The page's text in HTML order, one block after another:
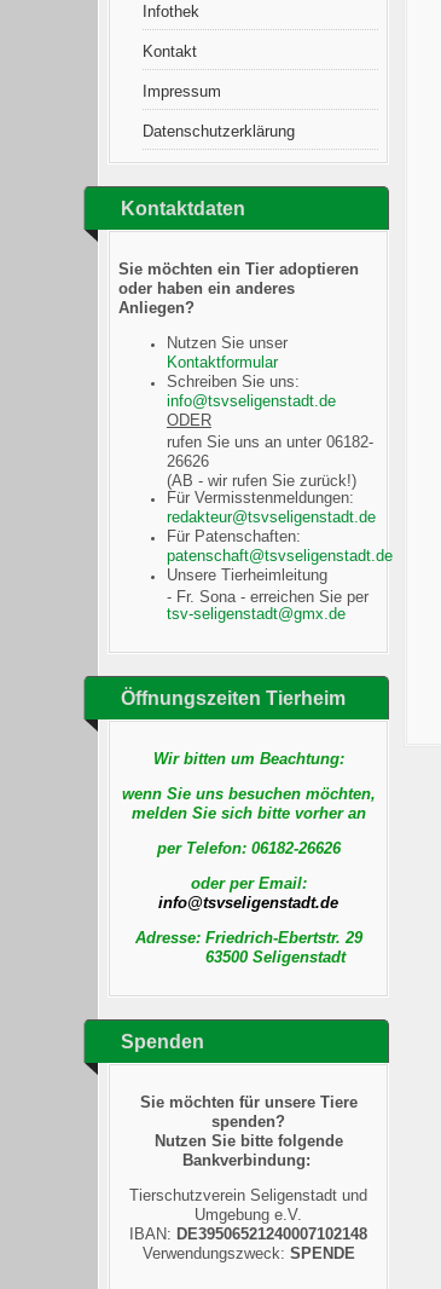
Infothek
Kontakt
Impressum
Datenschutzerklärung
Kontaktdaten
Sie möchten ein Tier adoptieren
oder haben ein anderes
Anliegen?
Nutzen Sie unser
Kontaktformular
Schreiben Sie uns:
ODER
rufen Sie uns an unter 06182-
26626
(AB - wir rufen Sie zurück!)
Für Vermisstenmeldungen:
Für Patenschaften:
Unsere Tierheimleitung
- Fr. Sona - erreichen Sie per
Öffnungszeiten Tierheim
Wir bitten um Beachtung:
wenn Sie uns besuchen möchten,
melden Sie sich bitte vorher an
per Telefon: 06182-26626
oder per Email:
Adresse: Friedrich-Ebertstr. 29
63500 Seligenstadt
Spenden
Sie möchten für unsere Tiere
spenden?
Nutzen Sie bitte folgende
Bankverbindung:
Tierschutzverein Seligenstadt und
Umgebung e.V.
IBAN: DE39506521240007102148
Verwendungszweck: SPENDE